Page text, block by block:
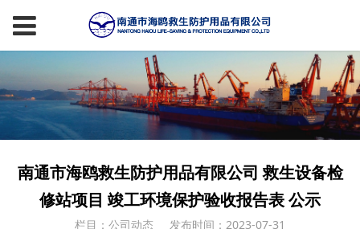
南通市海鸥救生防护用品有限公司 救生设备检
修站项目 竣工环境保护验收报告表 公示
栏目：公司动态 发布时间：2023-07-31